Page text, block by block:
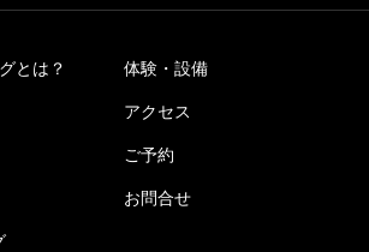
とは？ 体験・設備
アクセス
ご予約
お問合せ